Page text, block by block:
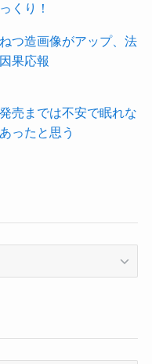
くり！
つ造画像がアップ、法
果応報
売までは不安で眠れな
ったと思う